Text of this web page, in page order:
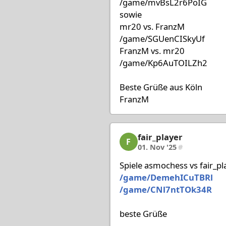
sowie
mr20 vs. FranzM
/game/SGUenCISkyUf
FranzM vs. mr20
/game/Kp6AuTOILZh2
Beste Grüße aus Köln
FranzM
fair_player, 7/80, 01.
F fair_player
01. Nov '25#
Spiele asmochess vs
/game/DemehICuTBRl
/game/CNl7ntTOk34R
beste Grüße